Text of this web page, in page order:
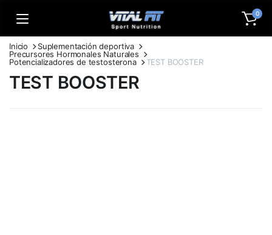
0
Inicio
Suplementación deportiva
Precursores Hormonales Naturales
Potencializadores de testosterona
TEST BOOSTER
TEST BOOSTER